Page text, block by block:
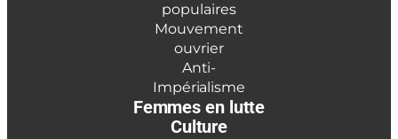
populaires
Mouvement
ouvrier
Anti-
Impérialisme
Femmes en lutte
Culture